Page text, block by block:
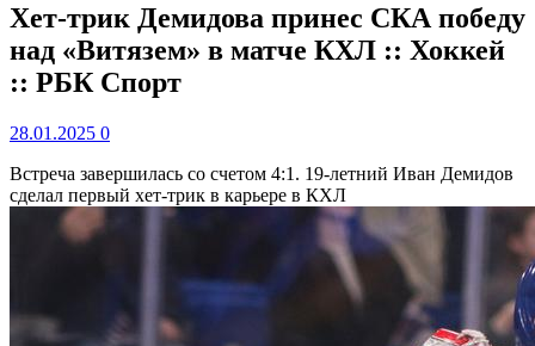
Хет-трик Демидова принес СКА победу
над «Витязем» в матче КХЛ :: Хоккей
:: РБК Спорт
28.01.2025 0
Встреча завершилась со счетом 4:1. 19-летний Иван Демидов
сделал первый хет-трик в карьере в КХЛ